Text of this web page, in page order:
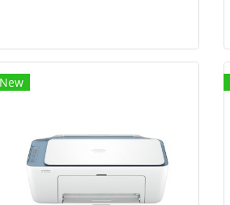
New